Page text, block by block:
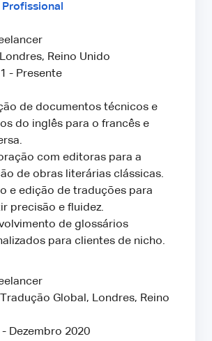
Reino Unido
- Presente
de documentos técnicos e
do inglês para o francês e
com editoras para a
de obras literárias clássicas.
e edição de traduções para
precisão e fluidez.
de glossários
para clientes de nicho.
Global, Londres, Reino
Dezembro 2020